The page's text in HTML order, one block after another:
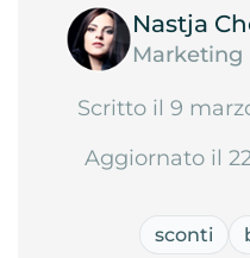
Nastja
Marketing
Scritto il 9
Aggiornato il
sconti